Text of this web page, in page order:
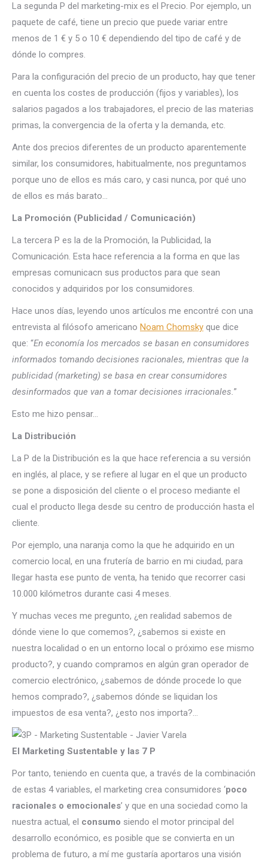
La segunda P del marketing-mix es el Precio. Por ejemplo, un
paquete de café, tiene un precio que puede variar entre
menos de 1 € y 5 o 10 € dependiendo del tipo de café y de
dónde lo compres.
Para la configuración del precio de un producto, hay que tener
en cuenta los costes de producción (fijos y variables), los
salarios pagados a los trabajadores, el precio de las materias
primas, la convergencia de la oferta y la demanda, etc.
Ante dos precios diferentes de un producto aparentemente
similar, los consumidores, habitualmente, nos preguntamos
porque uno de ellos es más caro, y casi nunca, por qué uno
de ellos es más barato…
La Promoción (Publicidad / Comunicación)
La tercera P es la de la Promoción, la Publicidad, la
Comunicación. Esta hace referencia a la forma en que las
empresas comunicacn sus productos para que sean
conocidos y adquiridos por los consumidores.
Hace unos días, leyendo unos artículos me encontré con una
entrevista al filósofo americano Noam Chomsky que dice
que: “En economía los mercados se basan en consumidores
informados tomando decisiones racionales, mientras que la
publicidad (marketing) se basa en crear consumidores
desinformados que van a tomar decisiones irracionales.”
Esto me hizo pensar…
La Distribución
La P de la Distribución es la que hace referencia a su versión
en inglés, al place, y se refiere al lugar en el que un producto
se pone a disposición del cliente o el proceso mediante el
cual el producto llega desde su centro de producción hasta el
cliente.
Por ejemplo, una naranja como la que he adquirido en un
comercio local, en una frutería de barrio en mi ciudad, para
llegar hasta ese punto de venta, ha tenido que recorrer casi
10.000 kilómetros durante casi 4 meses.
Y muchas veces me pregunto, ¿en realidad sabemos de
dónde viene lo que comemos?, ¿sabemos si existe en
nuestra localidad o en un entorno local o próximo ese mismo
producto?, y cuando compramos en algún gran operador de
comercio electrónico, ¿sabemos de dónde procede lo que
hemos comprado?, ¿sabemos dónde se liquidan los
impuestos de esa venta?, ¿esto nos importa?…
El Marketing Sustentable y las 7 P
Por tanto, teniendo en cuenta que, a través de la combinación
de estas 4 variables, el marketing crea consumidores ‘poco
racionales o emocionales’ y que en una sociedad como la
nuestra actual, el consumo siendo el motor principal del
desarrollo económico, es posible que se convierta en un
problema de futuro, a mí me gustaría aportaros una visión